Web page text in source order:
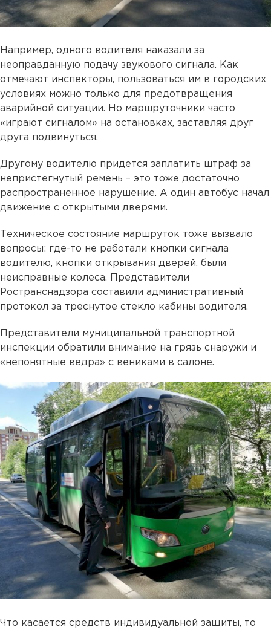
Например, одного водителя наказали за
неоправданную подачу звукового сигнала. Как
отмечают инспекторы, пользоваться им в городских
условиях можно только для предотвращения
аварийной ситуации. Но маршруточники часто
«играют сигналом» на остановках, заставляя друг
друга подвинуться.
Другому водителю придется заплатить штраф за
непристегнутый ремень – это тоже достаточно
распространенное нарушение. А один автобус начал
движение с открытыми дверями.
Техническое состояние маршруток тоже вызвало
вопросы: где-то не работали кнопки сигнала
водителю, кнопки открывания дверей, были
неисправные колеса. Представители
Ространснадзора составили административный
протокол за треснутое стекло кабины водителя.
Представители муниципальной транспортной
инспекции обратили внимание на грязь снаружи и
«непонятные ведра» с вениками в салоне.
Что касается средств индивидуальной защиты, то